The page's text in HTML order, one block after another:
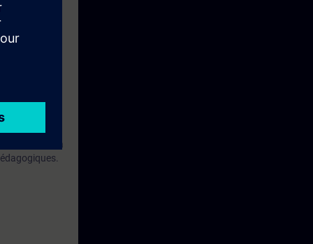
qualifiés à la